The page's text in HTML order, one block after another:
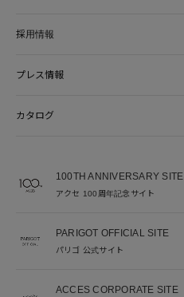
採用情報
プレス情報
カタログ
100TH ANNIVERSARY SITE
アクセ 100周年記念サイト
PARIGOT OFFICIAL SITE
パリゴ 公式サイト
ACCES CORPORATE SITE